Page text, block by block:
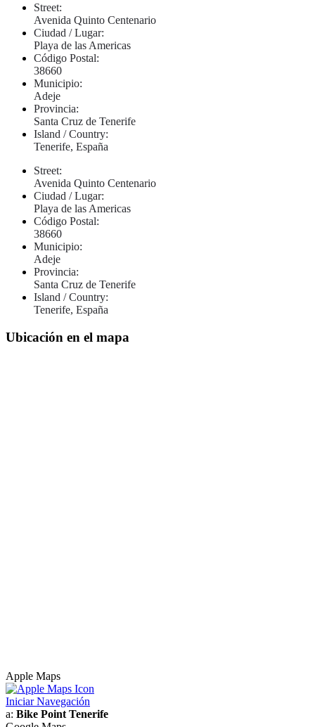
Street:
Avenida Quinto Centenario
Ciudad / Lugar:
Playa de las Americas
Código Postal:
38660
Municipio:
Adeje
Provincia:
Santa Cruz de Tenerife
Island / Country:
Tenerife, España
Street:
Avenida Quinto Centenario
Ciudad / Lugar:
Playa de las Americas
Código Postal:
38660
Municipio:
Adeje
Provincia:
Santa Cruz de Tenerife
Island / Country:
Tenerife, España
Ubicación en el mapa
Apple Maps
Iniciar Navegación
a: Bike Point Tenerife